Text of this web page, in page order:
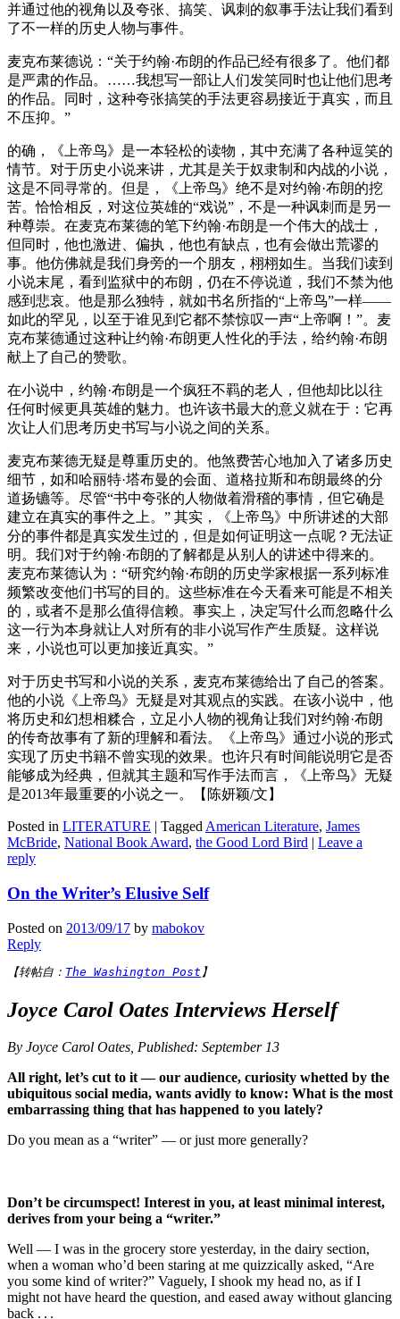
并通过他的视角以及夸张、搞笑、讽刺的叙事手法让我们看到
了不一样的历史人物与事件。
麦克布莱德说：“关于约翰·布朗的作品已经有很多了。他们都
是严肃的作品。……我想写一部让人们发笑同时也让他们思考
的作品。同时，这种夸张搞笑的手法更容易接近于真实，而且
不压抑。”
的确，《上帝鸟》是一本轻松的读物，其中充满了各种逗笑的
情节。对于历史小说来讲，尤其是关于奴隶制和内战的小说，
这是不同寻常的。但是，《上帝鸟》绝不是对约翰·布朗的挖
苦。恰恰相反，对这位英雄的“戏说”，不是一种讽刺而是另一
种尊崇。在麦克布莱德的笔下约翰·布朗是一个伟大的战士，
但同时，他也激进、偏执，他也有缺点，也有会做出荒谬的
事。他仿佛就是我们身旁的一个朋友，栩栩如生。当我们读到
小说末尾，看到监狱中的布朗，仍在不停说道，我们不禁为他
感到悲哀。他是那么独特，就如书名所指的“上帝鸟”一样——
如此的罕见，以至于谁见到它都不禁惊叹一声“上帝啊！”。麦
克布莱德通过这种让约翰·布朗更人性化的手法，给约翰·布朗
献上了自己的赞歌。
在小说中，约翰·布朗是一个疯狂不羁的老人，但他却比以往
任何时候更具英雄的魅力。也许该书最大的意义就在于：它再
次让人们思考历史书写与小说之间的关系。
麦克布莱德无疑是尊重历史的。他煞费苦心地加入了诸多历史
细节，如和哈丽特·塔布曼的会面、道格拉斯和布朗最终的分
道扬镳等。尽管“书中夸张的人物做着滑稽的事情，但它确是
建立在真实的事件之上。” 其实，《上帝鸟》中所讲述的大部
分的事件都是真实发生过的，但是如何证明这一点呢？无法证
明。我们对于约翰·布朗的了解都是从别人的讲述中得来的。
麦克布莱德认为：“研究约翰·布朗的历史学家根据一系列标准
频繁改变他们书写的目的。这些标准在今天看来可能是不相关
的，或者不是那么值得信赖。事实上，决定写什么而忽略什么
这一行为本身就让人对所有的非小说写作产生质疑。这样说
来，小说也可以更加接近真实。”
对于历史书写和小说的关系，麦克布莱德给出了自己的答案。
他的小说《上帝鸟》无疑是对其观点的实践。在该小说中，他
将历史和幻想相糅合，立足小人物的视角让我们对约翰·布朗
的传奇故事有了新的理解和看法。《上帝鸟》通过小说的形式
实现了历史书籍不曾实现的效果。也许只有时间能说明它是否
能够成为经典，但就其主题和写作手法而言，《上帝鸟》无疑
是2013年最重要的小说之一。【陈妍颖/文】
Posted in LITERATURE | Tagged American Literature, James
McBride, National Book Award, the Good Lord Bird | Leave a
reply
On the Writer’s Elusive Self
Posted on 2013/09/17 by mabokov
Reply
【转帖自： The Washington Post 】
Joyce Carol Oates Interviews Herself
By Joyce Carol Oates, Published: September 13
All right, let’s cut to it — our audience, curiosity whetted by the
ubiquitous social media, wants avidly to know: What is the most
embarrassing thing that has happened to you lately?
Do you mean as a “writer” — or just more generally?
Don’t be circumspect! Interest in you, at least minimal interest,
derives from your being a “writer.”
Well — I was in the grocery store yesterday, in the dairy section,
when a woman who’d been staring at me quizzically asked, “Are
you some kind of writer?” Vaguely, I shook my head no, as if I
might not have heard the question, and eased away without glancing
back . . .